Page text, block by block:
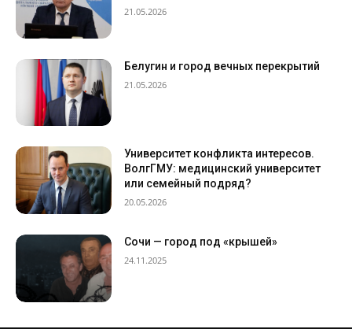
21.05.2026
Белугин и город вечных перекрытий
21.05.2026
Университет конфликта интересов.
ВолгГМУ: медицинский университет
или семейный подряд?
20.05.2026
Сочи — город под «крышей»
24.11.2025